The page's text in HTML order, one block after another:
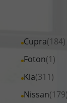
Cupra(184)
Alle
Fahrzeuge
Cupra
anzeigen
Foton(1)
Alle
Fahrzeuge
Foton
Kia(311)
Alle
Fahrzeuge
Nissan(179)
Alle